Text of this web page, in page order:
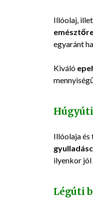
Illóolaj,
egyaránt
Kiváló
Illóolaja
ilyenkor jól
Légúti